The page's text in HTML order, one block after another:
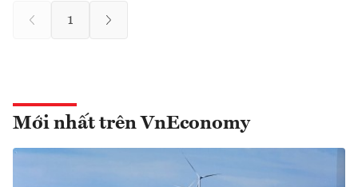
1
Mới nhất trên VnEconomy